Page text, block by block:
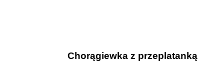
Chorągiewka z przeplatanką